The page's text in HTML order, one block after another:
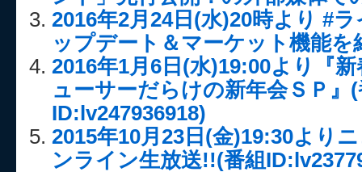
2016年2月24日(水)20時より #
ップデート＆マーケット機能を
2016年1月6日(水)19:00より『
ューサーだらけの新年会ＳＰ』
ID:lv247936918)
2015年10月23日(金)19:30より
ンライン生放送!!(番組